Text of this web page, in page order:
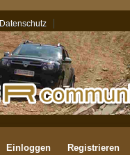
Datenschutz
Einloggen Registrieren